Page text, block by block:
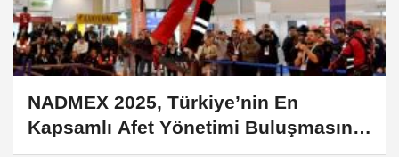
NADMEX 2025, Türkiye’nin En
Kapsamlı Afet Yönetimi Buluşmasını
Tamamladı